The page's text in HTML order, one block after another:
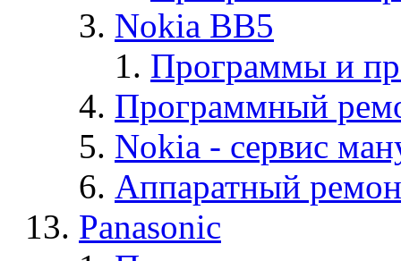
Nokia BB5
Программы и
Программный
Nokia - cервис
Аппаратный
Panasonic